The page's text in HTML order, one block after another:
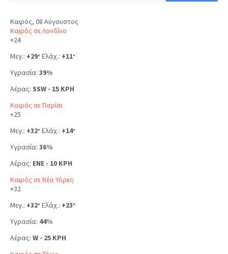
Καιρός, 08 Αύγουστος
Καιρός σε Λονδίνο
+24
Μεγ.: +29° Ελάχ.: +11°
Υγρασία: 39%
Αέρας: SSW - 15 KPH
Καιρός σε Παρίσι
+25
Μεγ.: +32° Ελάχ.: +14°
Υγρασία: 36%
Αέρας: ENE - 10 KPH
Καιρός σε Νέα Υόρκη
+32
Μεγ.: +32° Ελάχ.: +23°
Υγρασία: 44%
Αέρας: W - 25 KPH